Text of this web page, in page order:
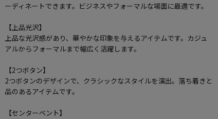
ーディネートできます。ビジネスやフォーマルな場面に最適です。
【上品光沢】
上品な光沢感があり、華やかな印象を与えるアイテムです。カジュ
アルからフォーマルまで幅広く活躍します。
【2つボタン】
2つボタンのデザインで、クラシックなスタイルを演出。落ち着きと
品のあるアイテムです。
【センターベント】